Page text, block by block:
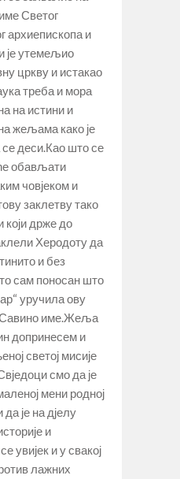
Светог
архиепископа и
је утемељио
цркву и истакао
треба и мора
на истини и
жељама како је
деси.Као што се
обављати
човјеком и
заклетву тако
који држе до
Херодоту да
и без
сам поносан што
уручила ову
Савино име.Жеља
допринесем и
светој мисије
смо да је
мени родној
да је на дјелу
и
увијек и у свакој
лажних